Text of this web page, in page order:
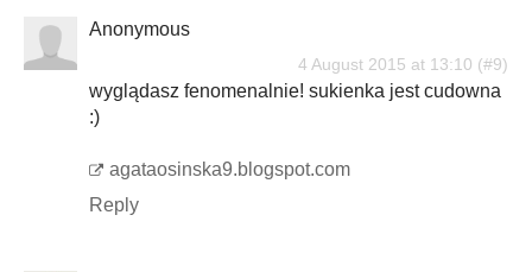
Anonymous
4 August 2015 at 13:10
wyglądasz fenomenalnie! sukienka jest cudowna
:)
agataosinska9.blogspot.com
Reply